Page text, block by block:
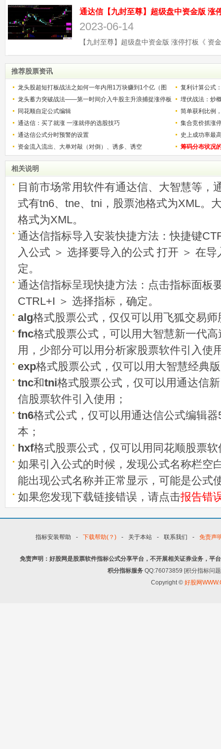
2023-06-14
推荐股票资讯
龙头股超短打板战法之如何一年内用1万块赚到1个亿（图
解）
复利计算公式
少？
龙头蓄力突破战法——第一时间介入牛股主升浪捕捉涨停板
的技巧（图解）
埋伏战法：炒
同花顺自定公式编辑
简单获利比例
用
通达信：买了就涨 一涨就停的选股技巧
集合竞价抓涨
通达信公式分时预警的设置
史上成功率最
称选股法宝！
资金流入流出、大单对敲（对倒）、诱多、诱空 筹码分布状况
相关说明
目前市场常用软件有通达信、大智慧等，
式有tn6、tne、tni，股票池格式为XML。
格式为XML。
通达信指标导入安装快捷方法：快捷键
入公式 ＞ 选择要导入的公式 打开 ＞ 在
定。
通达信指标呈现快捷方法：点击指标面板
CTRL+I ＞ 选择指标，确定。
alg格式股票公式，仅仅可以用飞狐交易
fnc格式股票公式，可以用大智慧新一代
用，少部分可以用分析家股票软件引入使
exp格式股票公式，仅可以用大智慧经典
tnc和tni格式股票公式，仅可以用通达信
信股票软件引入使用；
tn6格式公式，仅可以用通达信公式编辑
本；
hxf格式股票公式，仅可以用同花顺股票
如果引入公式的时候，发现公式名称栏空
能出现公式名称并正常显示，可能是公式
如果您发现下载链接错误，请点击报告错
指标安装帮助 - 下载帮助(？) - 关于本站 - 联系我们 - 免责声
免责声明：好股网是股票软件指标公式分享平台，不开展相关证券业务，平
积分指标服务 QQ:76073859 [积分指标问
Copyright © 好股网